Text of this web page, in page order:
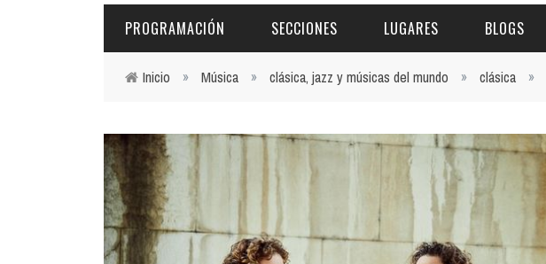
PROGRAMACIÓN
Hoy
Plan Finde
Norte
Sur
Santa Cruz | La Laguna
SECCIONES
ESCÉNICAS
CULTURA
INFANTIL
LUGARES
SALAS Y AUDITORIOS
ESPACIOS CULTURALES
NOCHE
LOCALES CON ACTUACIONES
BLOGS
Inicio » Música » clásica, jazz y músicas del mundo » clásica »